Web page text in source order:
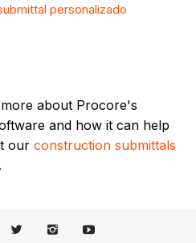
personalizado
about Procore's
and how it can help
ourconstruction submittals
.